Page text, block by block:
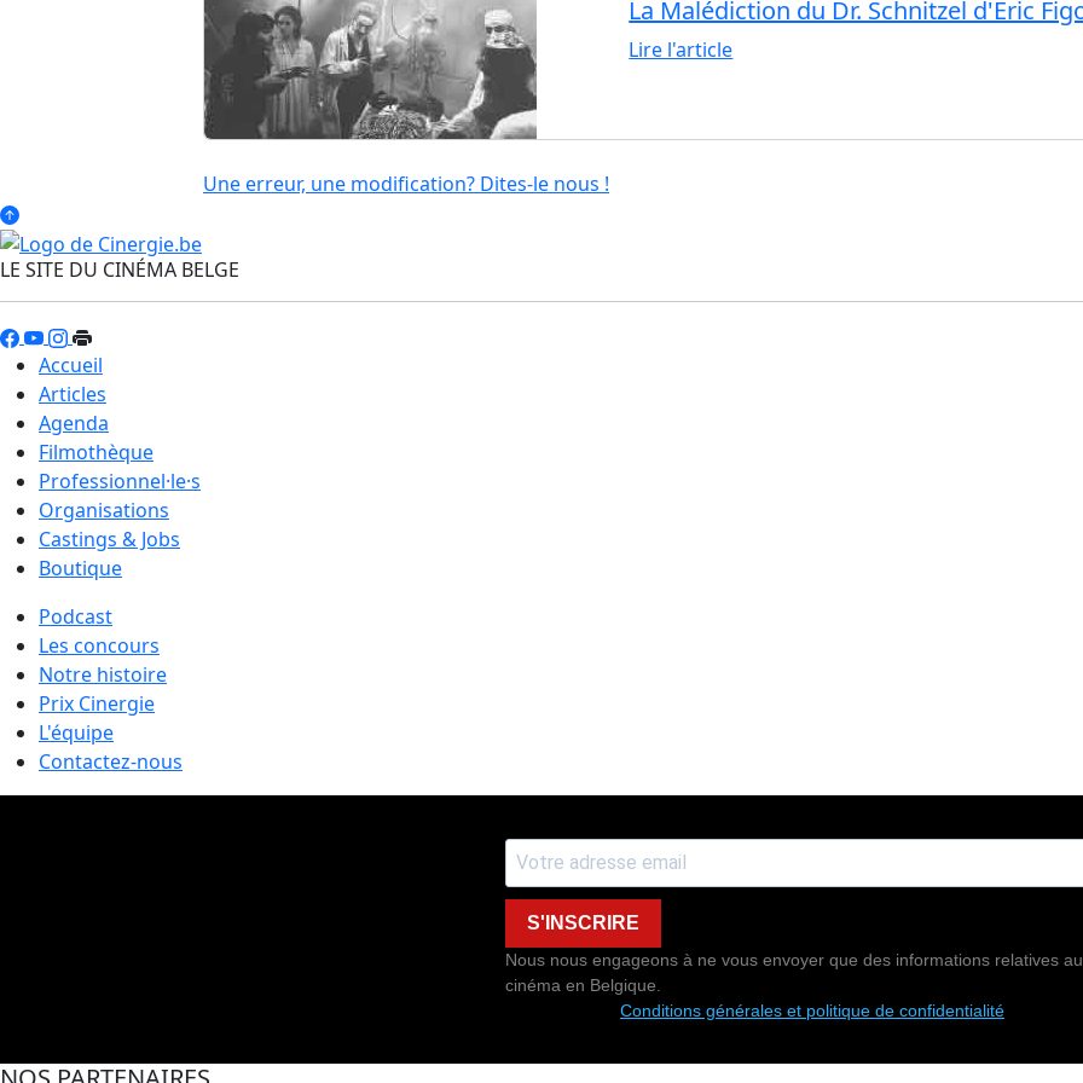
La Malédiction du Dr. Schnitzel d'Éric
Lire l'article
Une erreur, une modification? Dites-le nous !
LE SITE DU CINÉMA BELGE
Accueil
Articles
Agenda
Filmothèque
Professionnel·le·s
Organisations
Castings & Jobs
Boutique
Podcast
Les concours
Notre histoire
Prix Cinergie
L'équipe
Contactez-nous
S'INSCRIRE
Nous nous engageons à ne vous envoyer que des informations relatives au
cinéma en Belgique.
Conditions générales et politique de confidentialité